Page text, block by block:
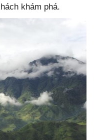
khám phá.